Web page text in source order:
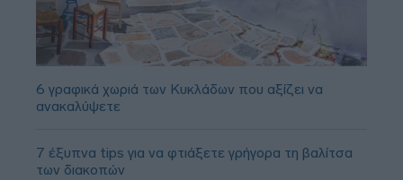
6 γραφικά χωριά των Κυκλάδων που αξίζει να
ανακαλύψετε
7 έξυπνα tips για να φτιάξετε γρήγορα τη βαλίτσα
των διακοπών